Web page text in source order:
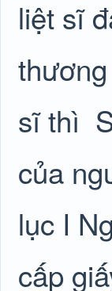
liệt sĩ
sĩ thì
của
lục I
cấp